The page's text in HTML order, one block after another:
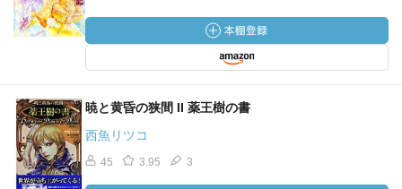
暁と黄昏の狭間 II 薬王樹の書
西魚リツコ
45 3.95 3